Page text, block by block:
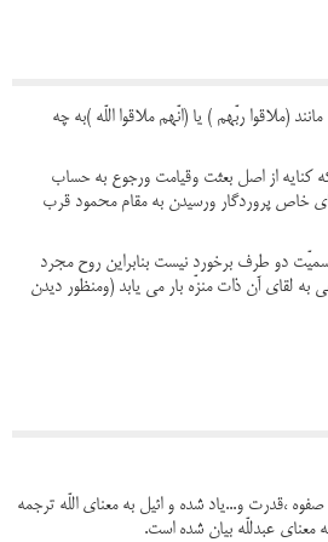
(ملاقوا ربّهم ) یا (انّهم ملاقوا اللّه )به چه
کنایه از اصل بعثت وقیامت ورجوع به حساب
خاص پروردگار ورسیدن به مقام محمود قرب
دو طرف برخورد نیست بنابراین روح مجرد
به لقای آن ذات منزّه بار می یابد (ومنظور دیدن
صفوه ،قدرت و...یاد شده و ائیل به معنای اللّه ترجمه
معنای عبدللّه بیان شده است.